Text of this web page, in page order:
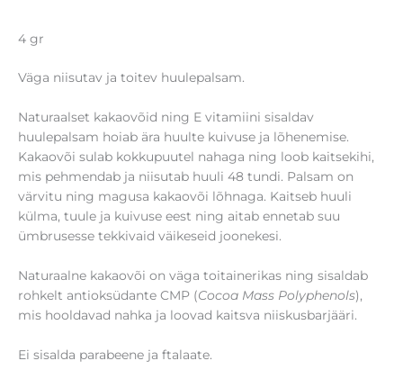
4 gr
Väga niisutav ja toitev huulepalsam.
Naturaalset kakaovõid ning E vitamiini sisaldav
huulepalsam hoiab ära huulte kuivuse ja lõhenemise.
Kakaovõi sulab kokkupuutel nahaga ning loob kaitsekihi,
mis pehmendab ja niisutab huuli 48 tundi. Palsam on
värvitu ning magusa kakaovõi lõhnaga. Kaitseb huuli
külma, tuule ja kuivuse eest ning aitab ennetab suu
ümbrusesse tekkivaid väikeseid joonekesi.
Naturaalne kakaovõi on väga toitainerikas ning sisaldab
rohkelt antioksüdante CMP (Cocoa Mass Polyphenols),
mis hooldavad nahka ja loovad kaitsva niiskusbarjääri.
Ei sisalda parabeene ja ftalaate.